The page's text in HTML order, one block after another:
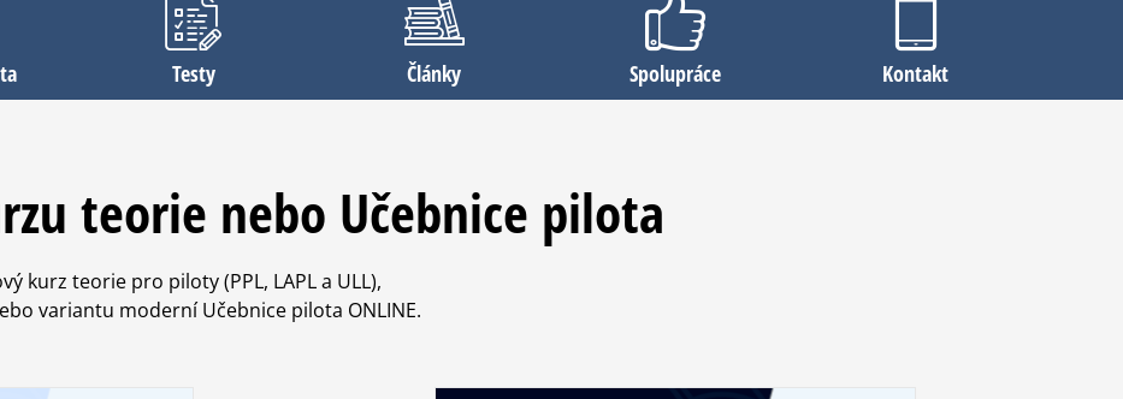
Testy Články Spolupráce Kontakt
teorie nebo Učebnice pilota
kurz teorie pro piloty (PPL, LAPL a ULL),
variantu moderní Učebnice pilota ONLINE.